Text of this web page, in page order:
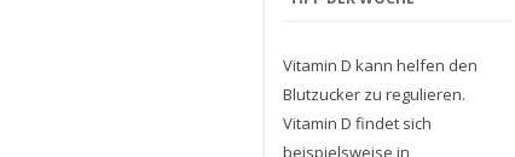
Vitamin D kann helfen den
Blutzucker zu regulieren.
Vitamin D findet sich
beispielsweise in